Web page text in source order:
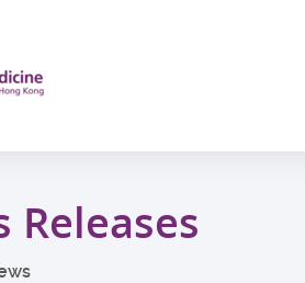
Releases